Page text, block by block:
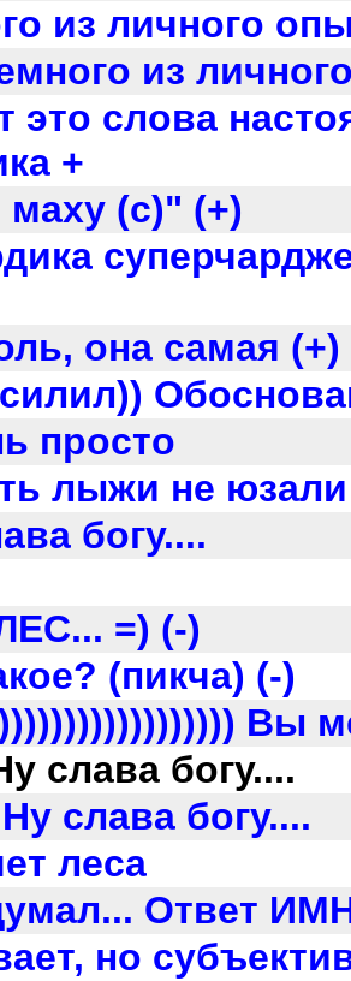
из личного
из
это слова
+
маху (с)" (+)
она самая (+)
просто
лыжи не юзали
богу....
=) (-)
(пикча) (-)
Вы
слава богу....
слава богу....
леса
Ответ
но